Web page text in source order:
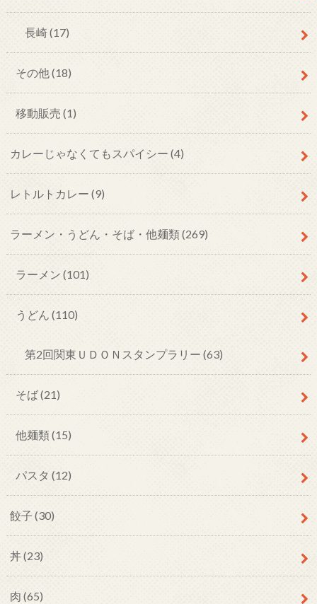
長崎(17)
その他(18)
移動販売 (1)
カレーじゃなくてもスパイシー (4)
レトルトカレー (9)
ラーメン・うどん・そば・他麺類(269)
ラーメン (101)
うどん (110)
第2回関東ＵＤＯＮスタンプラリー (63)
そば(21)
他麺類(15)
パスタ (12)
餃子 (30)
丼(23)
肉 (65)